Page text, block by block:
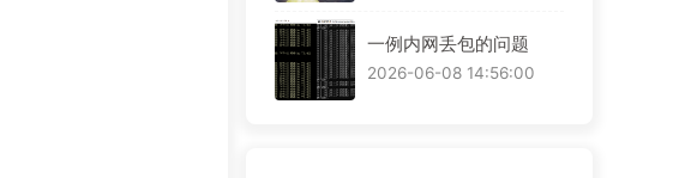
一例内网丢包的问题
2026-06-08 14:56:00